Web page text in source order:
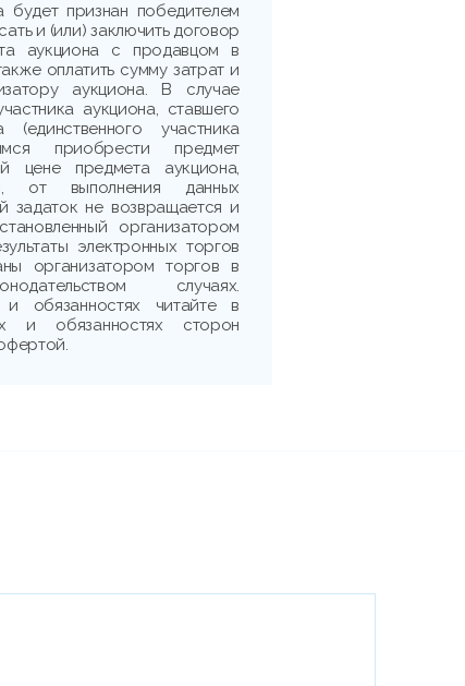
будет признан победителем
и (или) заключить договор
аукциона с продавцом в
оплатить сумму затрат и
аукциона. В случае
аукциона, ставшего
(единственного участника
приобрести предмет
цене предмета аукциона,
от выполнения данных
задаток не возвращается и
организатором
электронных торгов
организатором торгов в
случаях.
обязанностях читайте в
и обязанностях сторон